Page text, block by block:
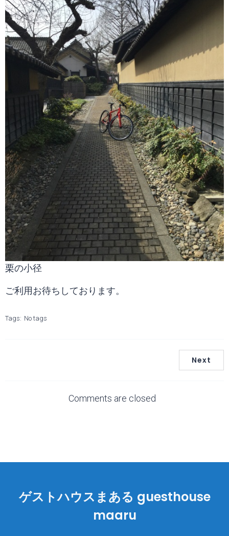
栗の小径
ご利用お待ちしております。
Tags: No tags
Next
Comments are closed
ゲストハウスまある guesthouse
maaru